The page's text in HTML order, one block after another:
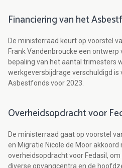
Financiering van het
De ministerraad keurt op voorstel
Frank Vandenbroucke een
bepaling van het aantal trimesters
werkgeversbijdrage verschuldigd
Asbestfonds voor 2023.
Overheidsopdracht voor
De ministerraad gaat op voorstel
en Migratie Nicole de Moor
overheidsopdracht voor Fedasil,
diverse opvangcentra en de